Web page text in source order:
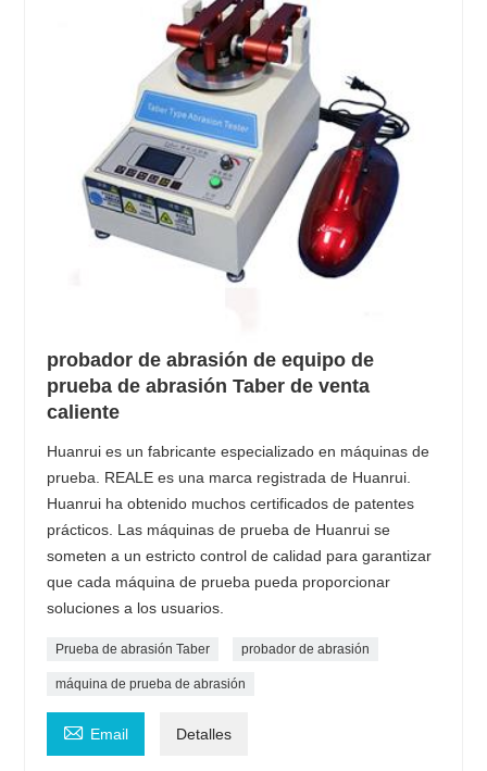
probador de abrasión de equipo de
prueba de abrasión Taber de venta
caliente
Huanrui es un fabricante especializado en máquinas de
prueba. REALE es una marca registrada de Huanrui.
Huanrui ha obtenido muchos certificados de patentes
prácticos. Las máquinas de prueba de Huanrui se
someten a un estricto control de calidad para garantizar
que cada máquina de prueba pueda proporcionar
soluciones a los usuarios.
Prueba de abrasión Taber probador de abrasión
máquina de prueba de abrasión
 Email Detalles